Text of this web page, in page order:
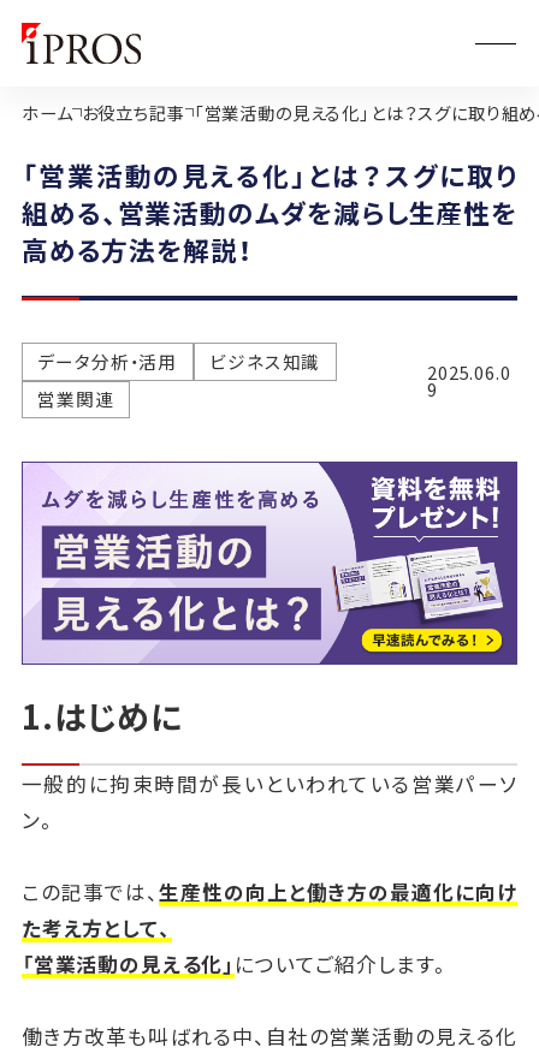
ホーム お役立ち記事 「営業活動の見える化」とは？スグに取り組
「営業活動の見える化」とは？スグに取り
組める、営業活動のムダを減らし生産性を
高める方法を解説！
データ分析・活用
ビジネス知識
営業関連
2025.06.0
9
1.はじめに
一般的に拘束時間が長いといわれている営業パーソ
ン。
この記事では、生産性の向上と働き方の最適化に向け
た考え方として、
「営業活動の見える化」 についてご紹介します。
働き方改革も叫ばれる中、自社の営業活動の見える化